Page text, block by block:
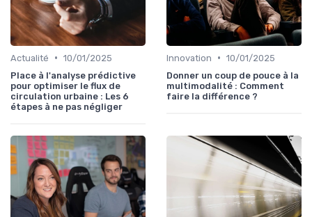
Actualité • 10/01/2025
Place à l'analyse prédictive
pour optimiser le flux de
circulation urbaine : Les 6
étapes à ne pas négliger
Innovation • 10/01/2025
Donner un coup de pouce à la
multimodalité : Comment
faire la différence ?